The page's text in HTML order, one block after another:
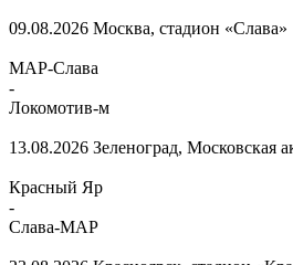
09.08.2026 Москва, стадион «Слава»
МАР-Слава
-
Локомотив-м
13.08.2026 Зеленоград, Московская
Красный Яр
-
Слава-МАР